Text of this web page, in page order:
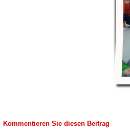
Kommentieren Sie diesen Beitrag